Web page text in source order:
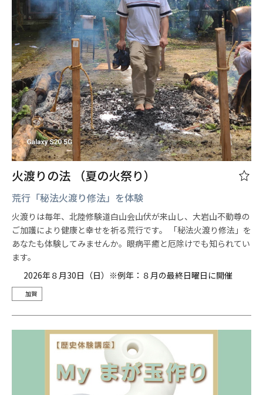
火渡りの法 （夏の火祭り）
荒行「秘法火渡り修法」を体験
火渡りは毎年、北陸修験道白山会山伏が来山し、大岩山不動尊の
ご加護により健康と幸せを祈る荒行です。 「秘法火渡り修法」を
あなたも体験してみませんか。眼病平癒と厄除けでも知られてい
ます。
2026年８月30日（日）※例年：８月の最終日曜日に開催
加賀